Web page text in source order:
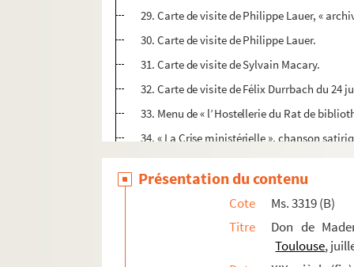
29. Carte de visite de Philippe Lauer, «
30. Carte de visite de Philippe Lauer.
31. Carte de visite de Sylvain Macary.
32. Carte de visite de Félix Durrbach du 24
33. Menu de « l’Hostellerie du Rat de
34. « La Crise ministérielle », chanson
35. Télégramme de remerciement de
36. Lettre de remerciement de Vidier à
37. Lettre de remerciement de Pierre
38. Télégramme de remerciement de la
Présentation du contenu
Cote
Ms. 3319 (B)
Titre
Don de
Toulouse,